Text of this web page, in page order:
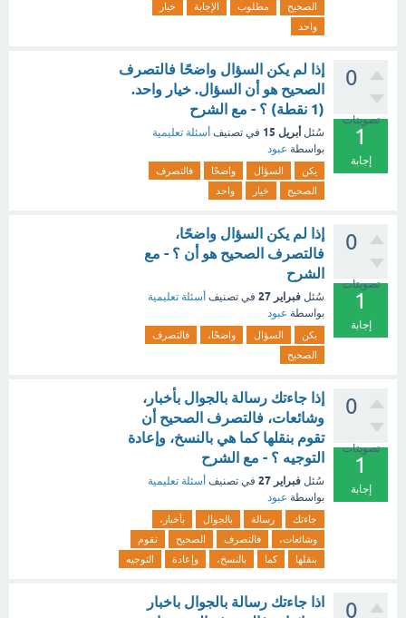
الصحيح
مطلوب الإجابة
خيار
واحد
0
تصويتات
1
إجابة
إذا لم يكن السؤال واضحًا فالتصرف
الصحيح هو أن السؤال. خيار واحد.
(1 نقطة) ؟ - مع الشرح
سُئل أبريل 15 في تصنيف أسئلة تعليمية
بواسطة عبود
يكن السؤال واضحًا
فالتصرف
الصحيح
خيار واحد
0
تصويتات
1
إجابة
إذا لم يكن السؤال واضحًا،
فالتصرف الصحيح هو أن ؟ - مع
الشرح
سُئل فبراير 27 في تصنيف أسئلة تعليمية
بواسطة عبود
يكن السؤال واضحًا،
فالتصرف
الصحيح
0
تصويتات
1
إجابة
إذا جاءتك رسالة بالجوال بأخبار،
وشائعات، فالتصرف الصحيح أن
تقوم بنقلها كما هي بالنسخ، وإعادة
التوجيه ؟ - مع الشرح
سُئل فبراير 27 في تصنيف أسئلة تعليمية
بواسطة عبود
جاءتك رسالة بالجوال
بأخبار،
وشائعات،
فالتصرف الصحيح
تقوم
بنقلها
كما بالنسخ، وإعادة التوجيه
0
اذا جاءتك رسالة بالجوال باخبار